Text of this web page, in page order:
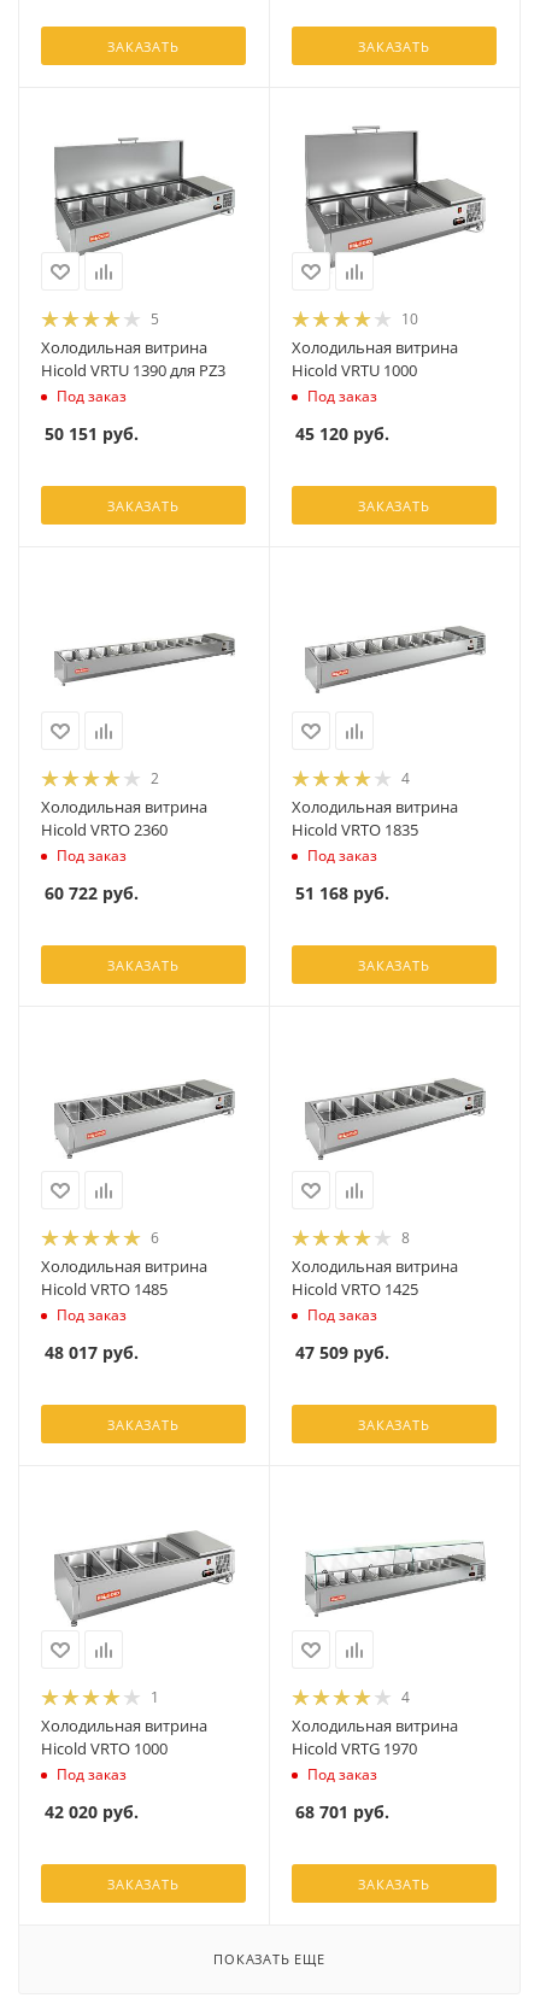
ЗАКАЗАТЬ ЗАКАЗАТЬ
5
Холодильная витрина
Hicold VRTU 1390 для PZ3
Под заказ
50 151 руб.
ЗАКАЗАТЬ
10
Холодильная витрина
Hicold VRTU 1000
Под заказ
45 120 руб.
ЗАКАЗАТЬ
2
Холодильная витрина
Hicold VRTO 2360
Под заказ
60 722 руб.
ЗАКАЗАТЬ
4
Холодильная витрина
Hicold VRTO 1835
Под заказ
51 168 руб.
ЗАКАЗАТЬ
6
Холодильная витрина
Hicold VRTO 1485
Под заказ
48 017 руб.
ЗАКАЗАТЬ
8
Холодильная витрина
Hicold VRTO 1425
Под заказ
47 509 руб.
ЗАКАЗАТЬ
1
Холодильная витрина
Hicold VRTO 1000
Под заказ
42 020 руб.
ЗАКАЗАТЬ
4
Холодильная витрина
Hicold VRTG 1970
Под заказ
68 701 руб.
ЗАКАЗАТЬ
ПОКАЗАТЬ ЕЩЕ